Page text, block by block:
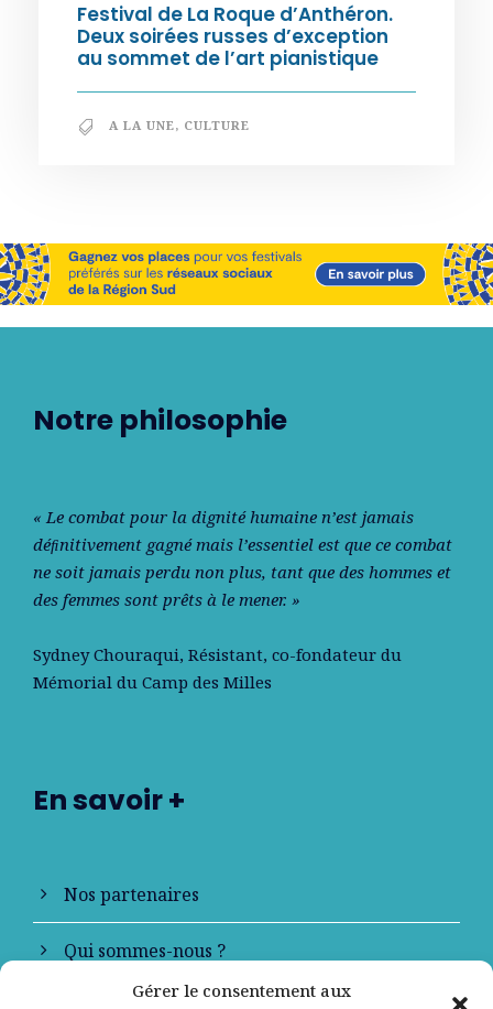
Gérer le consentement aux
Festival de La Roque d’Anthéron.
Deux soirées russes d’exception
au sommet de l’art pianistique
A LA UNE, CULTURE
Notre philosophie
« Le combat pour la dignité humaine n’est jamais
déﬁnitivement gagné mais l’essentiel est que ce combat
ne soit jamais perdu non plus, tant que des hommes et
des femmes sont prêts à le mener. »
Sydney Chouraqui, Résistant, co-fondateur du
Mémorial du Camp des Milles
En savoir +
Nos partenaires
Qui sommes-nous ?